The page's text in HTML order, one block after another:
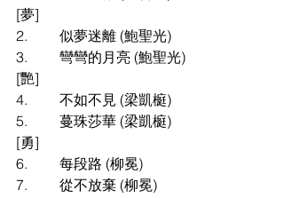
[夢]
2.
似夢迷離 (鮑聖光)
3.
彎彎的月亮 (鮑聖光)
[艷]
4.
不如不見 (梁凱榳)
5.
蔓珠莎華 (梁凱榳)
[勇]
6.
每段路 (柳冕)
7.
從不放棄 (柳冕)